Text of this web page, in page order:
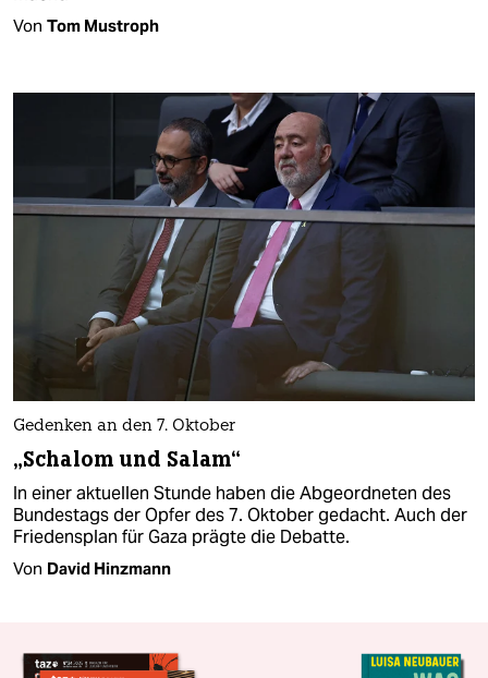
Von Tom Mustroph
Gedenken an den 7. Oktober
„Schalom und Salam“
In einer aktuellen Stunde haben die Abgeordneten des
Bundestags der Opfer des 7. Oktober gedacht. Auch der
Friedensplan für Gaza prägte die Debatte.
Von David Hinzmann